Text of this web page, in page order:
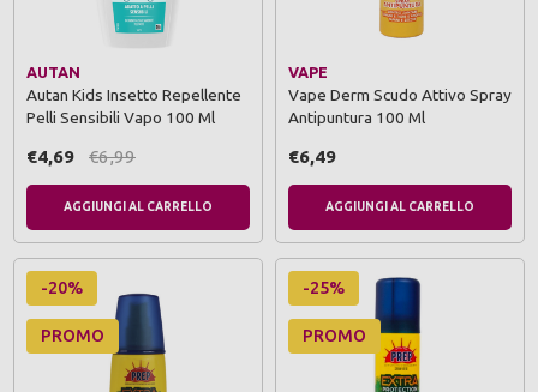
AUTAN
Autan Kids Insetto Repellente
Pelli Sensibili Vapo 100 Ml
€4,69 €6,99
AGGIUNGI AL CARRELLO
VAPE
Vape Derm Scudo Attivo Spray
Antipuntura 100 Ml
€6,49
AGGIUNGI AL CARRELLO
-20%
PROMO
-25%
PROMO